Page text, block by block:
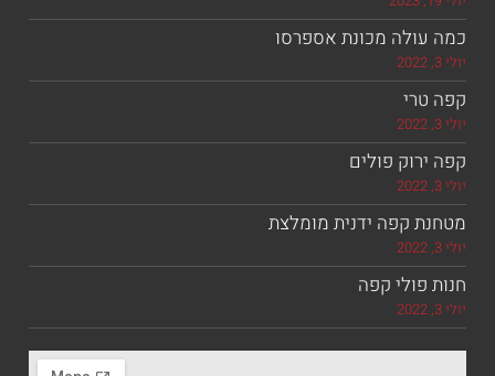
מכונת אספרסו
פולים
קפה ידנית מומלצת
קפה